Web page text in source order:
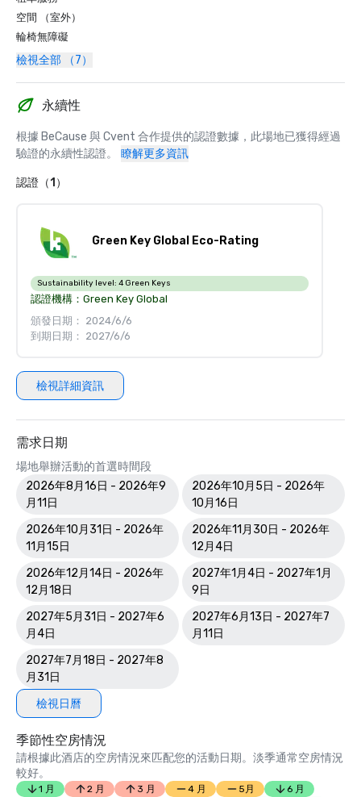
空間 （室外）
輪椅無障礙
檢視全部 （7）
永續性
根據 BeCause 與 Cvent 合作提供的認證數據，此場地已獲得經過
驗證的永續性認證。
瞭解更多資訊
認證（1）
Green Key Global Eco-Rating
Sustainability level: 4 Green Keys
認證機構： Green Key Global
頒發日期： 2024/6/6
到期日期： 2027/6/6
檢視詳細資訊
需求日期
場地舉辦活動的首選時間段
2026年8月16日 - 2026年9
月11日
2026年10月5日 - 2026年
10月16日
2026年10月31日 - 2026年
11月15日
2026年11月30日 - 2026年
12月4日
2026年12月14日 - 2026年
12月18日
2027年1月4日 - 2027年1月
9日
2027年5月31日 - 2027年6
月4日
2027年6月13日 - 2027年7
月11日
2027年7月18日 - 2027年8
月31日
檢視日曆
季節性空房情況
請根據此酒店的空房情況來匹配您的活動日期。淡季通常空房情況
較好。
1 月 2 月 3 月 4 月 5月
6 月